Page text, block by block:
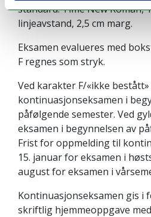
standard: Time New Roman,
linjeavstand, 2,5 cm marg.
Eksamen evalueres med
F regnes som stryk.
Ved karakter F/«ikke
kontinuasjonseksamen i
påfølgende semester. Ved
eksamen i begynnelsen av
Frist for oppmelding til
15. januar for eksamen i
august for eksamen i
Kontinuasjonseksamen gis i
skriftlig hjemmeoppgave